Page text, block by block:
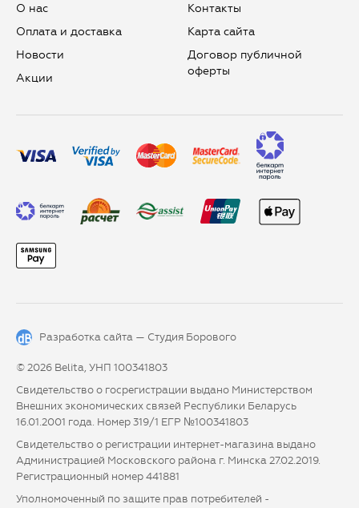
О нас
Оплата и доставка
Новости
Aкции
Контакты
Карта сайта
Договор публичной
оферты
Разработка сайта — Студия Борового
© 2026 Belita, УНП 100341803
Свидетельство о госрегистрации выдано Министерством
Внешних экономических связей Республики Беларусь
16.01.2001 года. Номер 319/1 ЕГР №100341803
Свидетельство о регистрации интернет-магазина выдано
Администрацией Московского района г. Минска 27.02.2019.
Регистрационный номер 441881
Уполномоченный по защите прав потребителей -